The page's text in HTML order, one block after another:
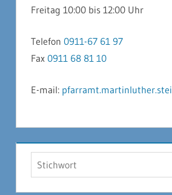
Freitag 10:00 bis 12:00 Uhr
Telefon 0911-67 61 97
Fax 0911 68 81 10
E-mail:
Suchen